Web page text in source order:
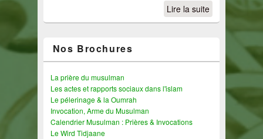
Lire la suite
Nos Brochures
La prière du musulman
Les actes et rapports sociaux dans l'islam
Le pélerinage & la Oumrah
Invocation, Arme du Musulman
Calendrier Musulman : Prières & Invocations
Le Wird Tidjaane